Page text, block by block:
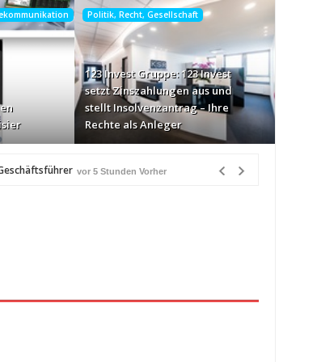
Politik, Recht, Gesellschaft
123 Invest Gruppe: 123 Invest
setzt Zinszahlungen aus und
stellt Insolvenzantrag – Ihre
Rechte als Anleger
vor 5 Stunden Vorher